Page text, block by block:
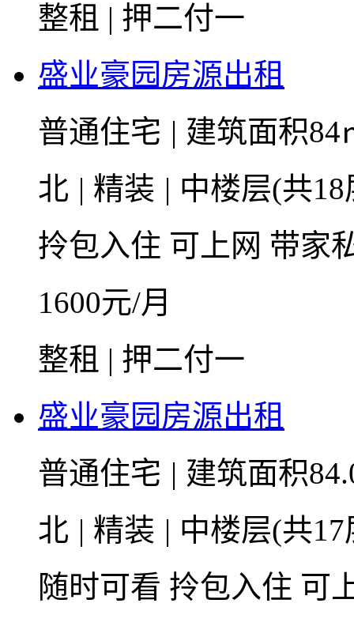
整租 | 押二付一
盛业豪园房源出租
普通住宅 | 建筑面积
北 | 精装 | 中楼层(共
拎包入住 可上网 带家
1600元/月
整租 | 押二付一
盛业豪园房源出租
普通住宅 | 建筑面积
北 | 精装 | 中楼层(共
随时可看 拎包入住 可